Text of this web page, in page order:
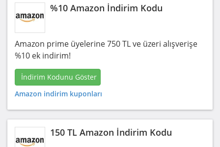
%10 Amazon İndirim Kodu
Amazon prime üyelerine 750 TL ve üzeri alışverişe
%10 ek indirim!
İndirim Kodunu Göster
Amazon indirim kuponları
150 TL Amazon İndirim Kodu